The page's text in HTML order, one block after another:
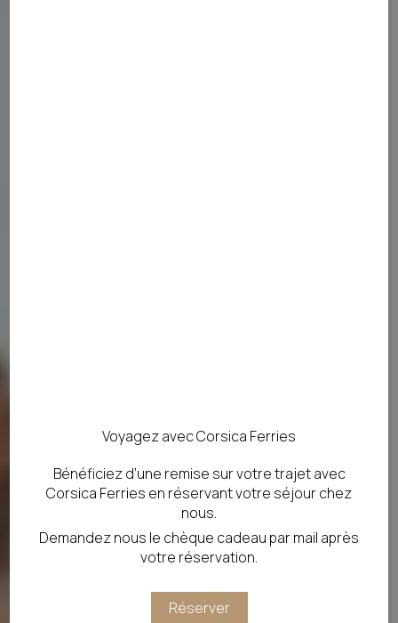
Voyagez avec Corsica Ferries
Bénéficiez d’une remise sur votre trajet avec
Corsica Ferries en réservant votre séjour chez
nous.
Demandez nous le chèque cadeau par mail après
votre réservation.
Réserver